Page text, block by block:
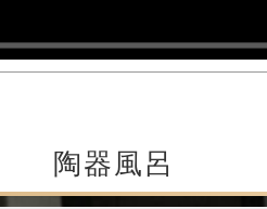
陶器風呂